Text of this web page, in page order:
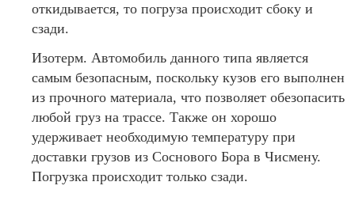
откидывается, то погруза происходит сбоку и
сзади.
Изотерм. Автомобиль данного типа является
самым безопасным, поскольку кузов его выполнен
из прочного материала, что позволяет обезопасить
любой груз на трассе. Также он хорошо
удерживает необходимую температуру при
доставки грузов из Соснового Бора в Чисмену.
Погрузка происходит только сзади.